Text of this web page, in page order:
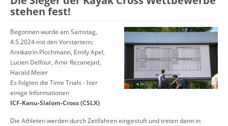
stehen fest!
Begonnen wurde am Samstag,
4.5.2024 mit den Vorstartern:
Annkatrin Plochmann, Emily Apel,
Lucien Delfour, Amir Rezanejad,
Harald Meier
Es folgten die Time Trials - hier
einige Informationen
ICF-Kanu-Slalom-Cross (CSLX)
Die Athleten werden durch Zeitfahren eingestuft und treten dann in